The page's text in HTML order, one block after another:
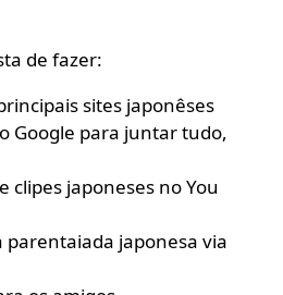
de fazer:
sites japonêses
Google para juntar tudo,
clipes japoneses no You
parentaiada japonesa via